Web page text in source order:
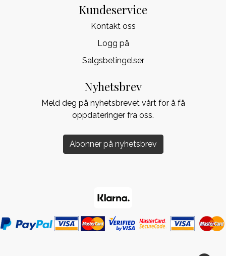
Kundeservice
Kontakt oss
Logg på
Salgsbetingelser
Nyhetsbrev
Meld deg på nyhetsbrevet vårt for å få
oppdateringer fra oss.
Abonner på nyhetsbrev